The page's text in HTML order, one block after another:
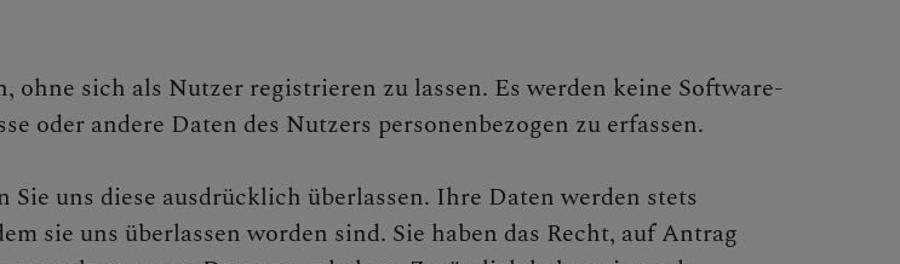
sich als Nutzer registrieren zu lassen. Es werden keine Software-
oder andere Daten des Nutzers personenbezogen zu erfassen.
uns diese ausdrücklich überlassen. Ihre Daten werden stets
sie uns überlassen worden sind. Sie haben das Recht, auf Antrag